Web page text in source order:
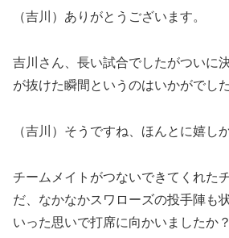
（吉川）ありがとうございます。
吉川さん、長い試合でしたがついに
が抜けた瞬間というのはいかがでし
（吉川）そうですね、ほんとに嬉し
チームメイトがつないできてくれた
だ、なかなかスワローズの投手陣も
いった思いで打席に向かいましたか？